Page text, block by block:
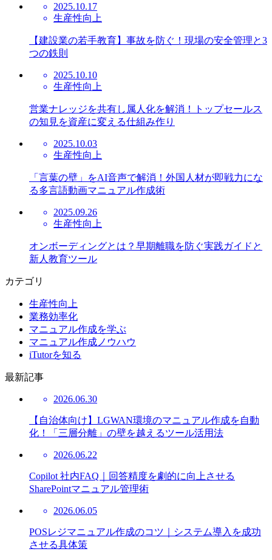
2025.10.17
生産性向上
【建設業の若手教育】事故を防ぐ！現場の安全管理と3
つの鉄則
2025.10.10
生産性向上
営業ナレッジを共有し属人化を解消！トップセールス
の知見を資産に変える仕組み作り
2025.10.03
生産性向上
「言葉の壁」をAI音声で解消！外国人材が即戦力にな
る多言語動画マニュアル作成術
2025.09.26
生産性向上
オンボーディングとは？早期離職を防ぐ実践ガイドと
新人教育ツール
カテゴリ
生産性向上
業務効率化
マニュアル作成を学ぶ
マニュアル作成ノウハウ
iTutorを知る
最新記事
2026.06.30
【自治体向け】LGWAN環境のマニュアル作成を自動
化！「三層分離」の壁を越えるツール活用法
2026.06.22
Copilot 社内FAQ｜回答精度を劇的に向上させる
SharePointマニュアル管理術
2026.06.05
POSレジマニュアル作成のコツ｜システム導入を成功
させる具体策